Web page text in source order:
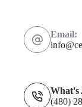
Email:
What's
(480)